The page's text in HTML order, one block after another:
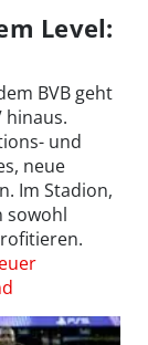
Level:
BVB geht
hinaus.
und
neue
Im Stadion,
sowohl